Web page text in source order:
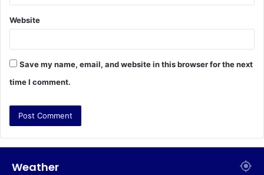
Website
Save my name, email, and website in this browser for the next
time I comment.
Weather